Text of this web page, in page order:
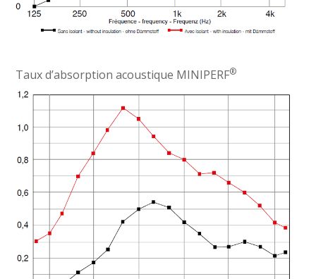
Taux d’absorption acoustique MINIPERF®